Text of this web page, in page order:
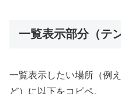
一覧表示部分（テ
一覧表示したい場所（例
ど）に以下をコピペ。